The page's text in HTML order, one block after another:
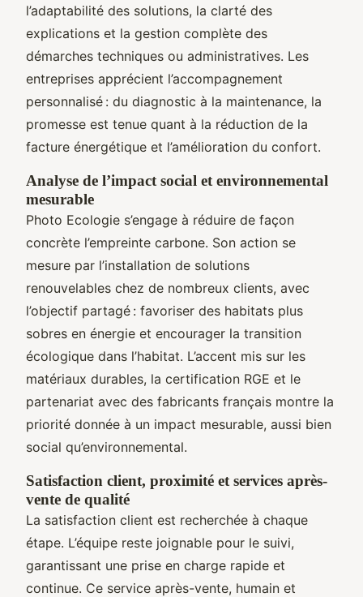
l’adaptabilité des solutions, la clarté des
explications et la gestion complète des
démarches techniques ou administratives. Les
entreprises apprécient l’accompagnement
personnalisé : du diagnostic à la maintenance, la
promesse est tenue quant à la réduction de la
facture énergétique et l’amélioration du confort.
Analyse de l’impact social et environnemental
mesurable
Photo Ecologie s’engage à réduire de façon
concrète l’empreinte carbone. Son action se
mesure par l’installation de solutions
renouvelables chez de nombreux clients, avec
l’objectif partagé : favoriser des habitats plus
sobres en énergie et encourager la transition
écologique dans l’habitat. L’accent mis sur les
matériaux durables, la certification RGE et le
partenariat avec des fabricants français montre la
priorité donnée à un impact mesurable, aussi bien
social qu’environnemental.
Satisfaction client, proximité et services après-
vente de qualité
La satisfaction client est recherchée à chaque
étape. L’équipe reste joignable pour le suivi,
garantissant une prise en charge rapide et
continue. Ce service après-vente, humain et